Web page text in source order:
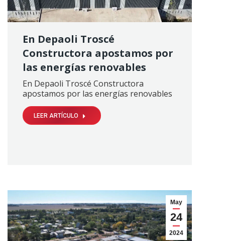
En Depaoli Troscé
Constructora apostamos por
las energías renovables
En Depaoli Troscé Constructora
apostamos por las energías renovables
LEER ARTÍCULO
May
24
2024